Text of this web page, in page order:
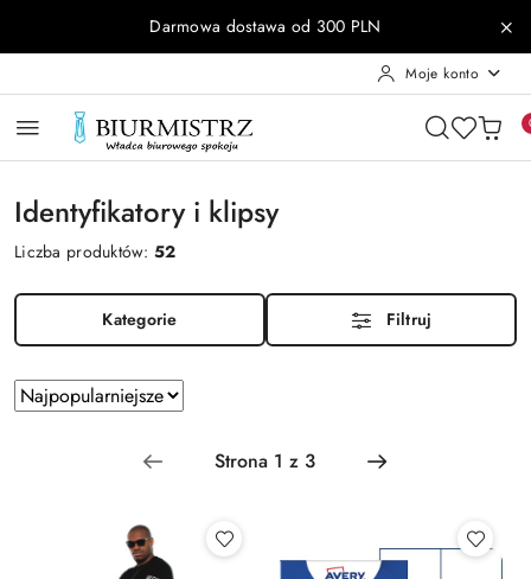
Przejdź do treści głównej
Przejdź do wyszukiwarki
Przejdź do moje konto
Przejdź do menu głównego
Przejdź do stopkiDarmowa dostawa od 300 PLN
Moje konto
Identyfikatory i klipsy
Liczba produktów:52
Kategorie Filtruj
Zastosowano
sortowanie:
Najpopularniejsze.
Sortuj
według